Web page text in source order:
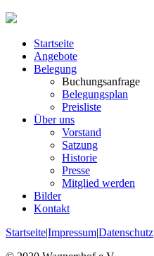
Startseite
Angebote
Belegung
Buchungsanfrage
Belegungsplan
Preisliste
Über uns
Vorstand
Satzung
Historie
Presse
Mitglied werden
Bilder
Kontakt
Startseite|Impressum|Datenschutz